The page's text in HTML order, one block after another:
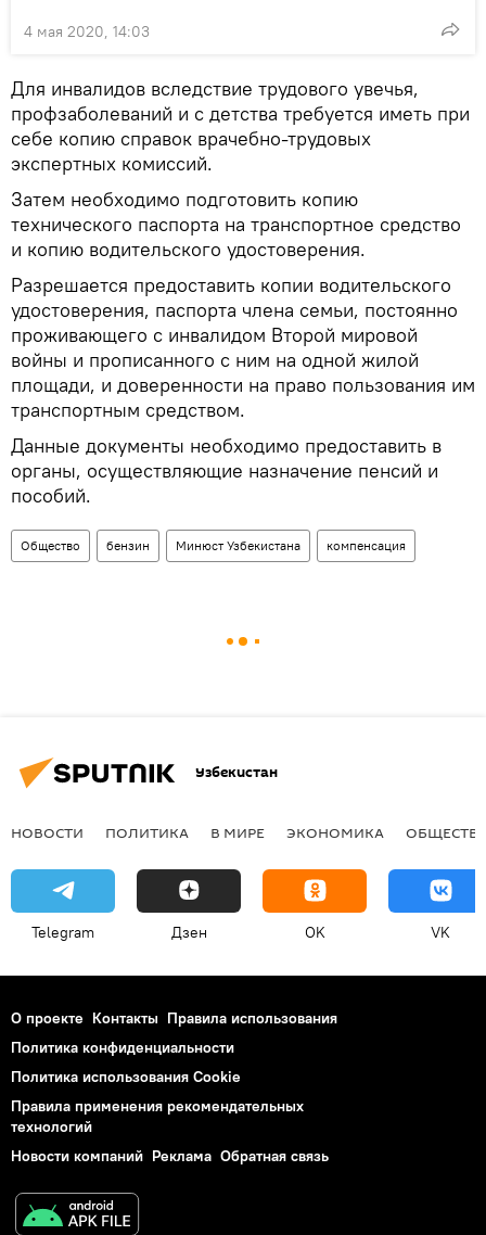
4 мая 2020, 14:03
Для инвалидов вследствие трудового увечья,
профзаболеваний и с детства требуется иметь при
себе копию справок врачебно-трудовых
экспертных комиссий.
Затем необходимо подготовить копию
технического паспорта на транспортное средство
и копию водительского удостоверения.
Разрешается предоставить копии водительского
удостоверения, паспорта члена семьи, постоянно
проживающего с инвалидом Второй мировой
войны и прописанного с ним на одной жилой
площади, и доверенности на право пользования им
транспортным средством.
Данные документы необходимо предоставить в
органы, осуществляющие назначение пенсий и
пособий.
Общество бензин Минюст Узбекистана компенсация
Узбекистан
НОВОСТИ ПОЛИТИКА В МИРЕ ЭКОНОМИКА
Telegram Дзен OK VK
О проекте Контакты Правила использования
Политика конфиденциальности
Политика использования Cookie
Правила применения рекомендательных
технологий
Новости компаний Реклама Обратная связь